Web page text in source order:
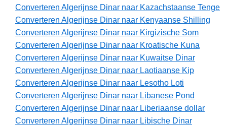
Converteren Algerijnse Dinar naar Kazachstaanse Tenge
Converteren Algerijnse Dinar naar Kenyaanse Shilling
Converteren Algerijnse Dinar naar Kirgizische Som
Converteren Algerijnse Dinar naar Kroatische Kuna
Converteren Algerijnse Dinar naar Kuwaitse Dinar
Converteren Algerijnse Dinar naar Laotiaanse Kip
Converteren Algerijnse Dinar naar Lesotho Loti
Converteren Algerijnse Dinar naar Libanese Pond
Converteren Algerijnse Dinar naar Liberiaanse dollar
Converteren Algerijnse Dinar naar Libische Dinar